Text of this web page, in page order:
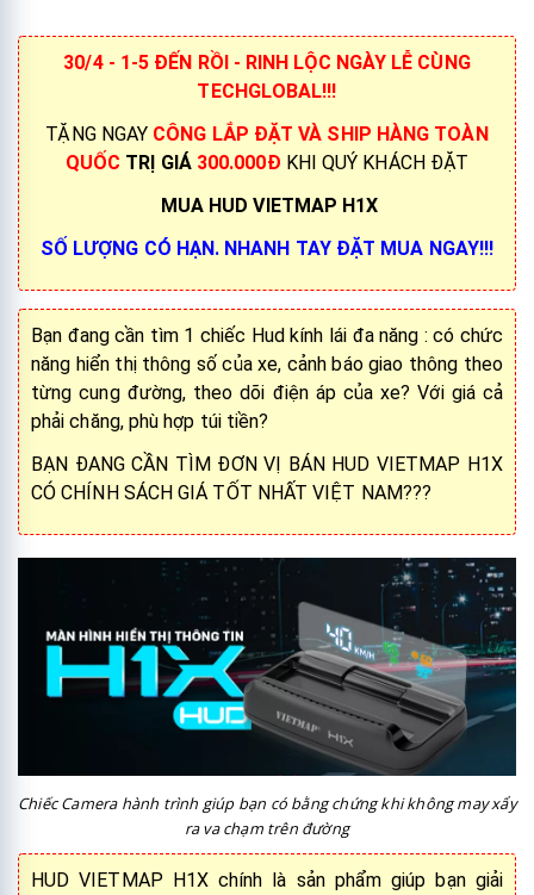
30/4 - 1-5 ĐẾN RỒI - RINH LỘC NGÀY LỄ CÙNG
TECHGLOBAL!!!
TẶNG NGAY CÔNG LẮP ĐẶT VÀ SHIP HÀNG TOÀN
QUỐC TRỊ GIÁ 300.000Đ KHI QUÝ KHÁCH ĐẶT
MUA HUD VIETMAP H1X
SỐ LƯỢNG CÓ HẠN. NHANH TAY ĐẶT MUA NGAY!!!
Bạn đang cần tìm 1 chiếc Hud kính lái đa năng : có chức
năng hiển thị thông số của xe, cảnh báo giao thông theo
từng cung đường, theo dõi điện áp của xe? Với giá cả
phải chăng, phù hợp túi tiền?
BẠN ĐANG CẦN TÌM ĐƠN VỊ BÁN HUD VIETMAP H1X
CÓ CHÍNH SÁCH GIÁ TỐT NHẤT VIỆT NAM???
Chiếc Camera hành trình giúp bạn có bằng chứng khi không may xẩy
ra va chạm trên đường
HUD VIETMAP H1X chính là sản phẩm giúp bạn giải